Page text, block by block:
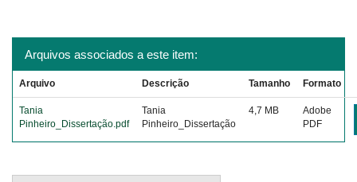
Arquivos associados a este item:
Arquivo Descrição Tamanho Formato
Tania
Pinheiro_Dissertação.pdf
Tania
Pinheiro_Dissertação
4,7 MB
Adobe
PDF